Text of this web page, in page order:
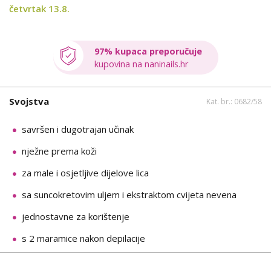
četvrtak 13.8.
97% kupaca preporučuje
kupovina na naninails.hr
Svojstva Kat. br.: 0682/58
savršen i dugotrajan učinak
nježne prema koži
za male i osjetljive dijelove lica
sa suncokretovim uljem i ekstraktom cvijeta nevena
jednostavne za korištenje
s 2 maramice nakon depilacije